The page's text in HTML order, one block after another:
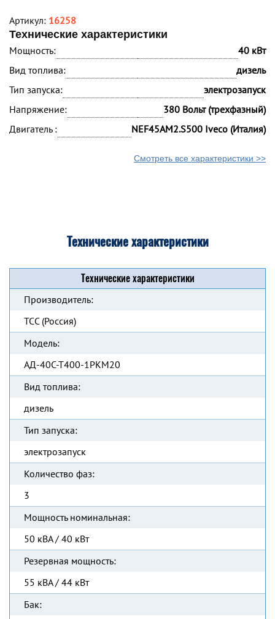
Артикул: 16258
Технические характеристики
Мощность:
40 кВт
Вид топлива:
дизель
Тип запуска:
электрозапуск
Напряжение:
380 Вольт (трехфазный)
Двигатель :
NEF45AM2.S500 Iveco (Италия)
Смотреть все характеристики >>
Технические характеристики
Технические характеристики
Производитель:
ТСС (Россия)
Модель:
АД-40С-Т400-1РКМ20
Вид топлива:
дизель
Тип запуска:
электрозапуск
Количество фаз:
3
Мощность номинальная:
50 кВА / 40 кВт
Резервная мощность:
55 кВА / 44 кВт
Бак: